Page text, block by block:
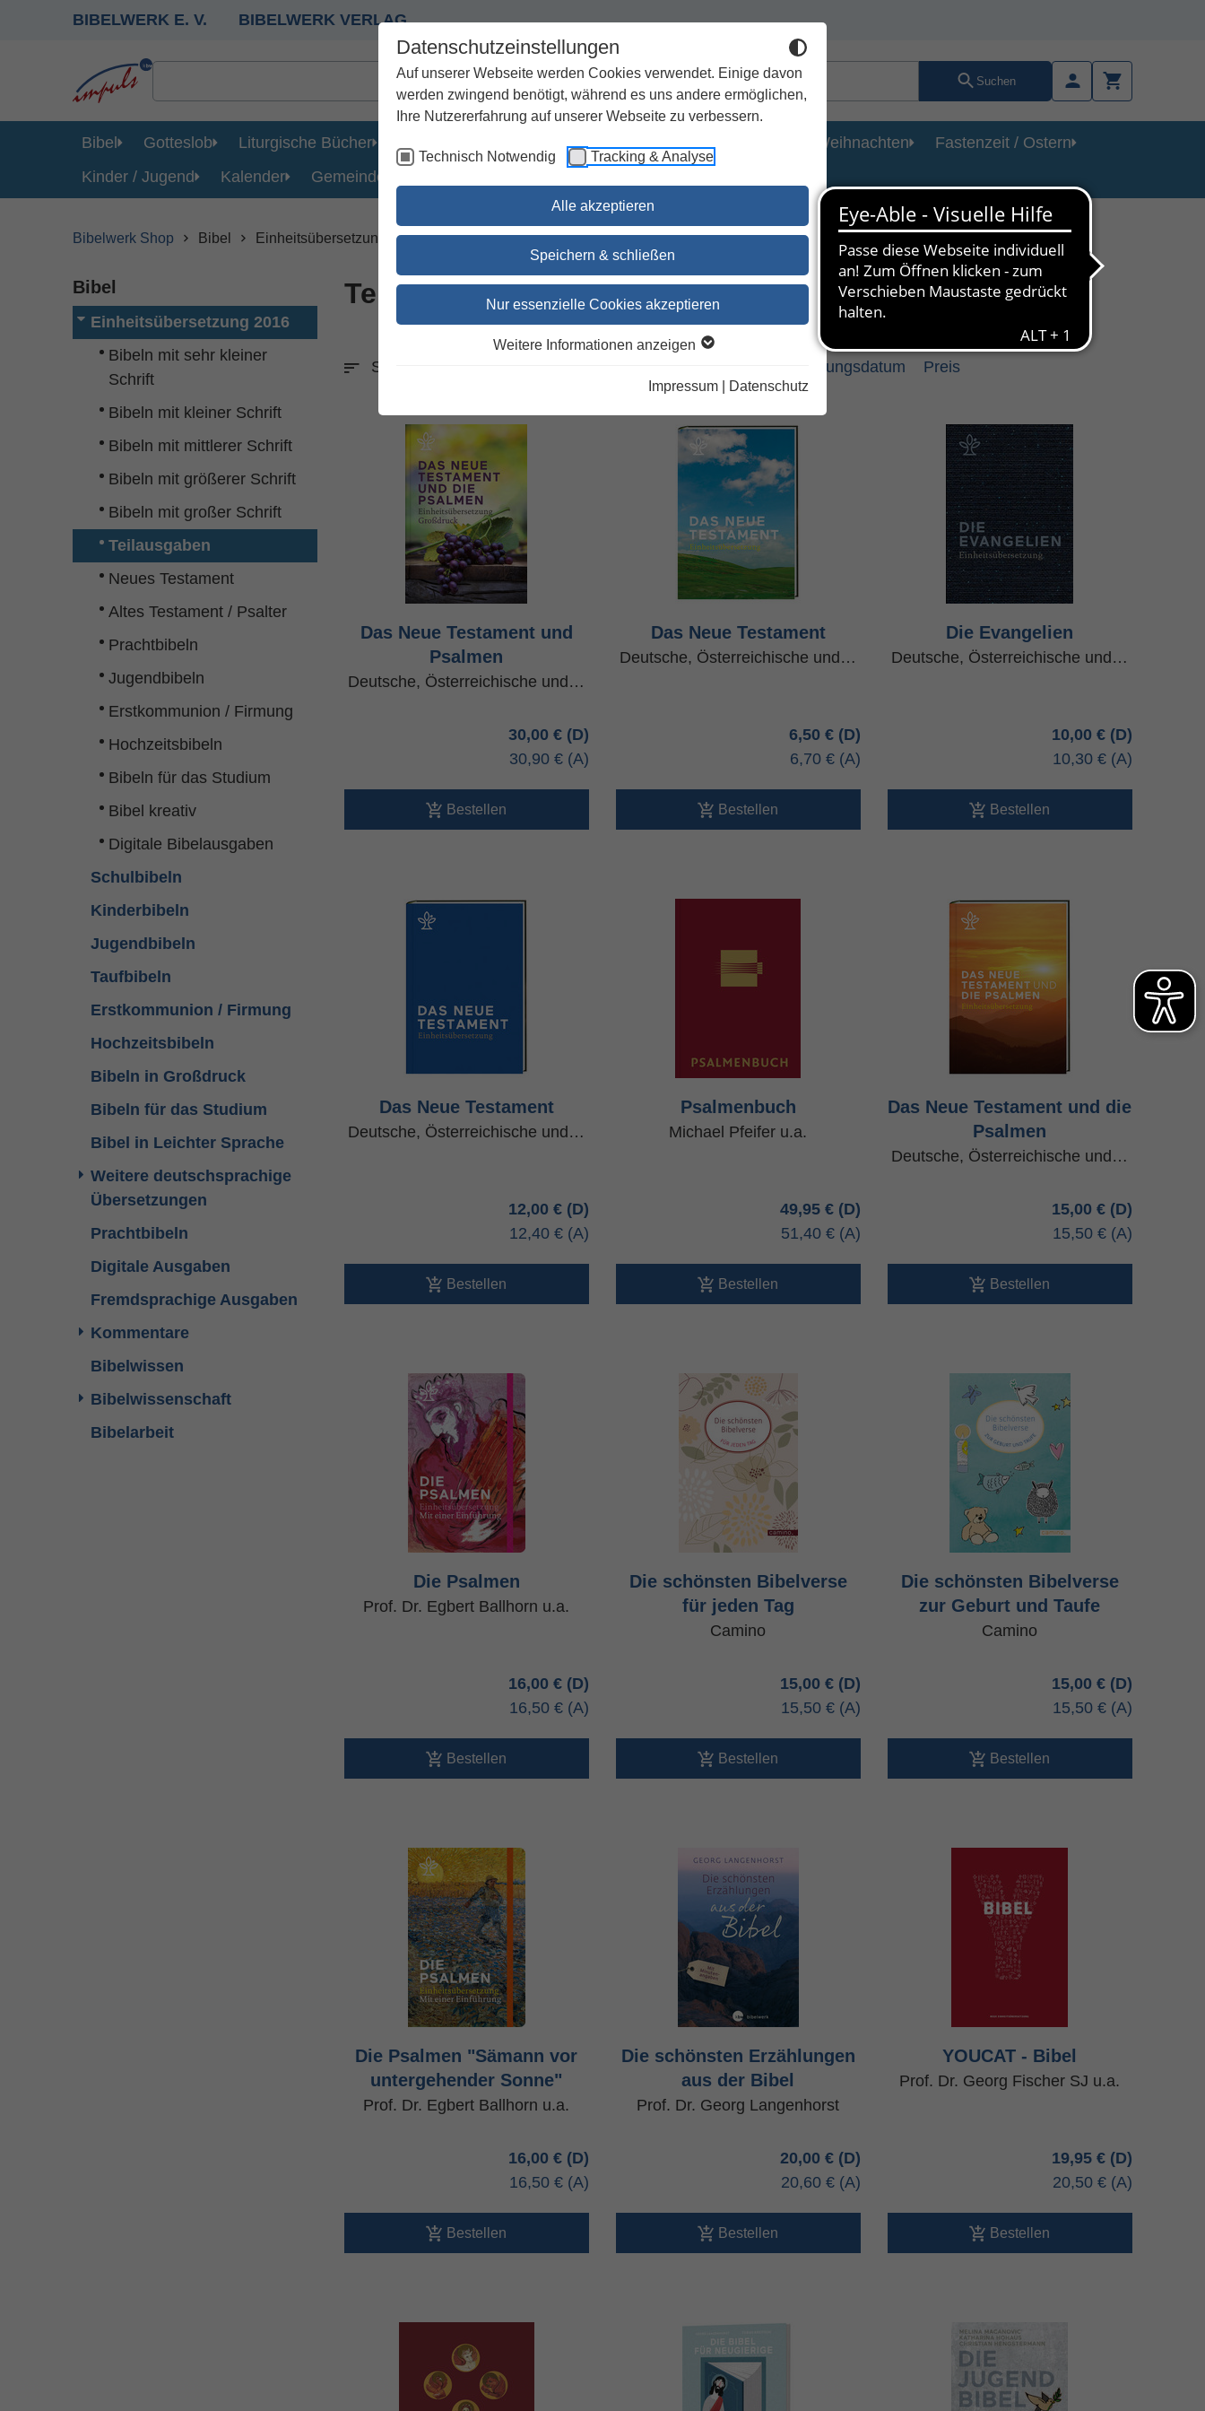
Datenschutzeinstellungen
Auf unserer Webseite werden Cookies verwendet. Einige davon
werden zwingend benötigt, während es uns andere ermöglichen,
Ihre Nutzererfahrung auf unserer Webseite zu verbessern.
Technisch Notwendig Tracking & Analyse
Alle akzeptieren
Speichern & schließen
Nur essenzielle Cookies akzeptieren
Weitere Informationen anzeigen
Impressum Datenschutz
BIBELWERK E. V. BIBELWERK VERLAG
Suchen
Bibel Gotteslob Liturgische Bücher Geschenke Kirchenjahr / Lebensweg Weihnachten
Fastenzeit / Ostern
Kinder / Jugend
Kalender Gemeinde
Bibelwerk Shop Bibel Einheitsübersetzung 2016 Teilausgaben
Bibel
Einheitsübersetzung 2016
Bibeln mit sehr kleiner
Schrift
Bibeln mit kleiner Schrift
Bibeln mit mittlerer Schrift
Bibeln mit größerer Schrift
Bibeln mit großer Schrift
Teilausgaben
Neues Testament
Altes Testament / Psalter
Prachtbibeln
Jugendbibeln
Erstkommunion / Firmung
Hochzeitsbibeln
Bibeln für das Studium
Bibel kreativ
Digitale Bibelausgaben
Schulbibeln
Kinderbibeln
Jugendbibeln
Taufbibeln
Erstkommunion / Firmung
Hochzeitsbibeln
Bibeln in Großdruck
Bibeln für das Studium
Bibel in Leichter Sprache
Weitere deutschsprachige
Übersetzungen
Prachtbibeln
Digitale Ausgaben
Fremdsprachige Ausgaben
Kommentare
Bibelwissen
Bibelwissenschaft
Bibelarbeit
Teilausgaben
Sortieren nach: Erscheinungsdatum Preis
Das Neue Testament und
Psalmen
Deutsche, Österreichische und…
30,00 €
30,90 €
Bestellen
Das Neue Testament
Deutsche, Österreichische und…
6,50 €
6,70 €
Bestellen
Die Evangelien
Deutsche, Österreichische und…
10,00 €
10,30 €
Bestellen
Das Neue Testament
Deutsche, Österreichische und…
12,00 €
12,40 €
Bestellen
Psalmenbuch
Michael Pfeifer u.a.
49,95 €
51,40 €
Bestellen
Das Neue Testament und die
Psalmen
Deutsche, Österreichische und…
15,00 €
15,50 €
Bestellen
Die Psalmen
Prof. Dr. Egbert Ballhorn u.a.
16,00 €
16,50 €
Bestellen
Die schönsten Bibelverse
für jeden Tag
Camino
15,00 €
15,50 €
Bestellen
Die schönsten Bibelverse
zur Geburt und Taufe
Camino
15,00 €
15,50 €
Bestellen
Die Psalmen "Sämann vor
untergehender Sonne"
Prof. Dr. Egbert Ballhorn u.a.
16,00 €
16,50 €
Bestellen
Die schönsten Erzählungen
aus der Bibel
Prof. Dr. Georg Langenhorst
20,00 €
20,60 €
Bestellen
YOUCAT - Bibel
Prof. Dr. Georg Fischer SJ u.a.
19,95 €
20,50 €
Bestellen